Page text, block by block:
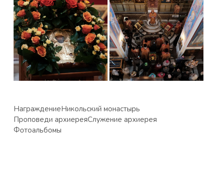
НаграждениеНикольский монастырь
Проповеди архиереяСлужение архиерея
Фотоальбомы